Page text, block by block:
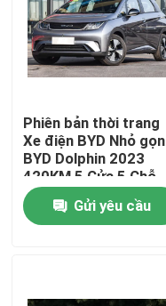
Nhà
Địa chỉ liên hệ
Phiên bản thời trang
Xe điện BYD Nhỏ gọn
BYD Dolphin 2023
420KM 5 Cửa 5 Chỗ
Gửi yêu cầu